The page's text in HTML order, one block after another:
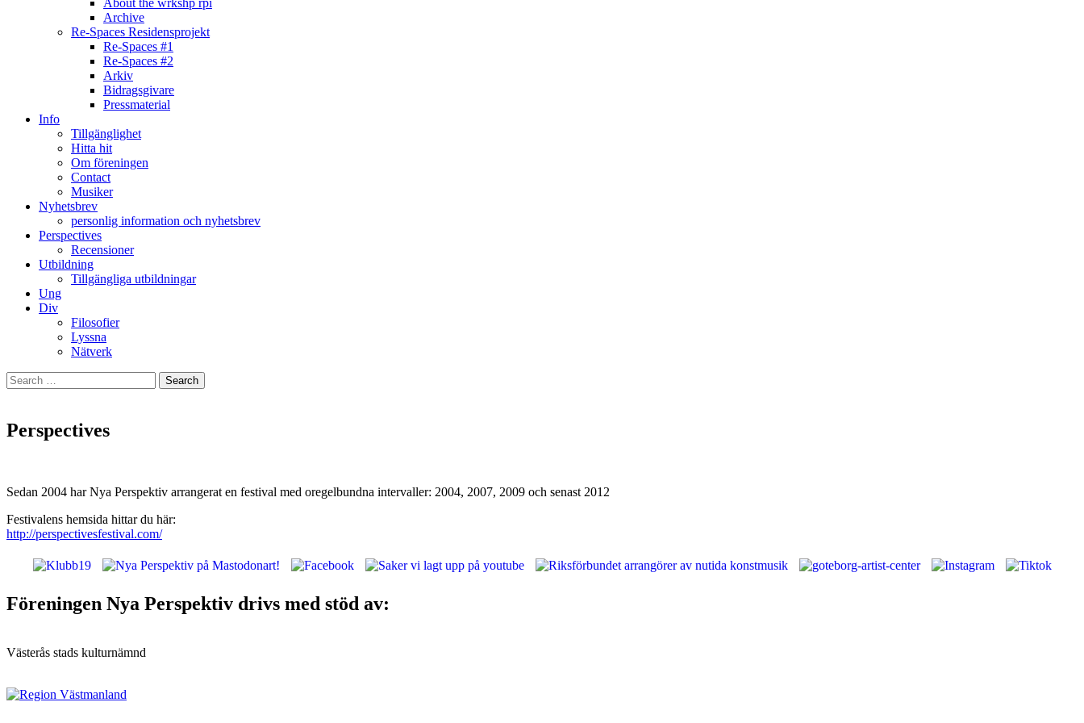
About the wrkshp rpi
Archive
Re-Spaces Residensprojekt
Re-Spaces #1
Re-Spaces #2
Arkiv
Bidragsgivare
Pressmaterial
Info
Tillgänglighet
Hitta hit
Om föreningen
Contact
Musiker
Nyhetsbrev
personlig information och nyhetsbrev
Perspectives
Recensioner
Utbildning
Tillgängliga utbildningar
Ung
Div
Filosofier
Lyssna
Nätverk
Search
for:
Perspectives
Sedan 2004 har Nya Perspektiv arrangerat en festival med oregelbundna intervaller: 2004, 2007, 2009 och senast 2012
Festivalens hemsida hittar du här:
http://perspectivesfestival.com/
Föreningen Nya Perspektiv drivs med stöd av:
Västerås stads kulturnämnd